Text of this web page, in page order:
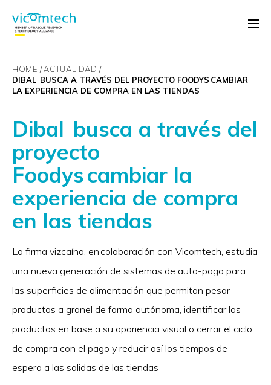
HOME
ACTUALIDAD
DIBAL BUSCA A TRAVÉS DEL PROYECTO FOODYS CAMBIAR
LA EXPERIENCIA DE COMPRA EN LAS TIENDAS
Dibal busca a través del
proyecto
Foodys cambiar la
experiencia de compra
en las tiendas
La firma vizcaína, en colaboración con Vicomtech, estudia
una nueva generación de sistemas de auto-pago para
las superficies de alimentación que permitan pesar
productos a granel de forma autónoma, identificar los
productos en base a su apariencia visual o cerrar el ciclo
de compra con el pago y reducir así los tiempos de
espera a las salidas de las tiendas